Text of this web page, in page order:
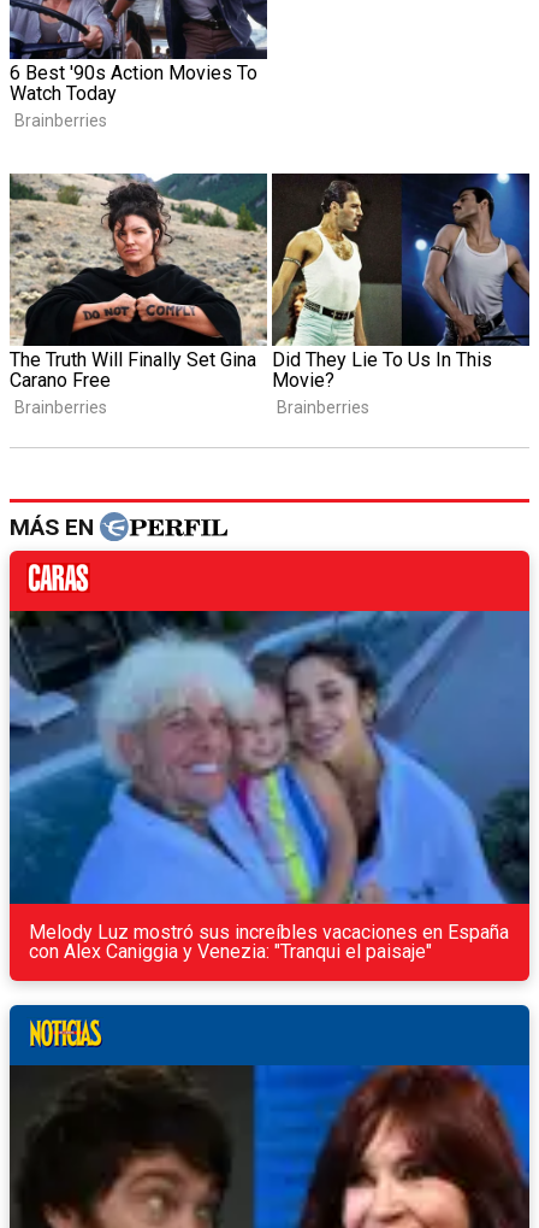
MÁS EN
Melody Luz mostró sus increíbles vacaciones en España
con Alex Caniggia y Venezia: "Tranqui el paisaje"